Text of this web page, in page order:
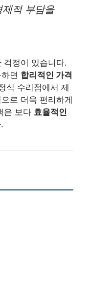
적 부담을
걱정이 있습니다.
면 합리적인 가격
식 수리점에서 제
로 더욱 편리하게
은 보다 효율적인